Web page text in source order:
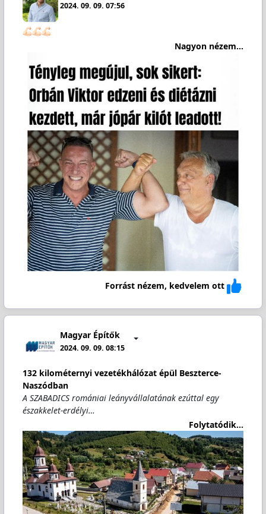
2024. 09. 09. 07:56
Nagyon nézem...
Forrást nézem, kedvelem ott
Magyar Építők
2024. 09. 09. 08:15
132 kilométernyi vezetékhálózat épül Beszterce-
Naszódban
A SZABADICS romániai leányvállalatának ezúttal egy
északkelet-erdélyi…
Folytatódik...